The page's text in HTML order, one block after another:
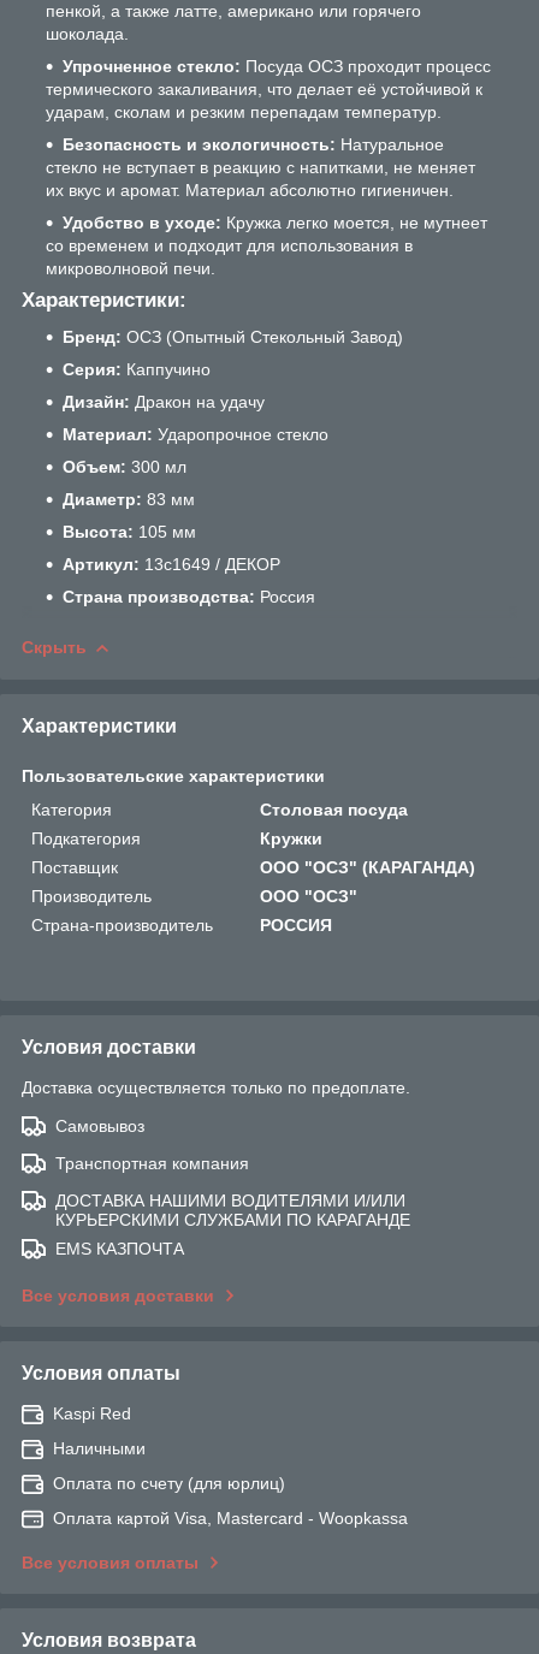
пенкой, а также латте, американо или горячего
шоколада.
Упрочненное стекло: Посуда ОСЗ проходит процесс
термического закаливания, что делает её устойчивой к
ударам, сколам и резким перепадам температур.
Безопасность и экологичность: Натуральное
стекло не вступает в реакцию с напитками, не меняет
их вкус и аромат. Материал абсолютно гигиеничен.
Удобство в уходе: Кружка легко моется, не мутнеет
со временем и подходит для использования в
микроволновой печи.
Характеристики:
Бренд: ОСЗ (Опытный Стекольный Завод)
Серия: Каппучино
Дизайн: Дракон на удачу
Материал: Ударопрочное стекло
Объем: 300 мл
Диаметр: 83 мм
Высота: 105 мм
Артикул: 13с1649 / ДЕКОР
Страна производства: Россия
Скрыть
Характеристики
Пользовательские характеристики
Категория
Столовая посуда
Подкатегория
Кружки
Поставщик
ООО "ОСЗ" (КАРАГАНДА)
Производитель
ООО "ОСЗ"
Страна-производитель
РОССИЯ
Условия доставки
Доставка осуществляется только по предоплате.
Самовывоз
Транспортная компания
ДОСТАВКА НАШИМИ ВОДИТЕЛЯМИ И/ИЛИ
КУРЬЕРСКИМИ СЛУЖБАМИ ПО КАРАГАНДЕ
EMS КАЗПОЧТА
Все условия доставки
Условия оплаты
Kaspi Red
Наличными
Оплата по счету (для юрлиц)
Оплата картой Visa, Mastercard - Woopkassa
Все условия оплаты
Условия возврата